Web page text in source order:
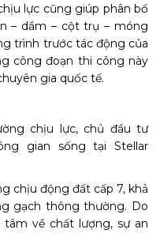
lực cũng giúp phân bố
– dầm – cột trụ – móng
trình trước tác động của
công đoạn thi công này
gia quốc tế.
chịu lực, chủ đầu tư
gian sống tại Stellar
chịu động đất cấp 7, khả
gạch thông thường. Do
về chất lượng, sự an